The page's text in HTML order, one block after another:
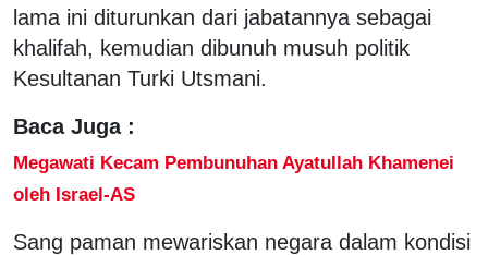
lama ini diturunkan dari jabatannya sebagai
khalifah, kemudian dibunuh musuh politik
Kesultanan Turki Utsmani.
Baca Juga :
Megawati Kecam Pembunuhan Ayatullah Khamenei
oleh Israel-AS
Sang paman mewariskan negara dalam kondisi